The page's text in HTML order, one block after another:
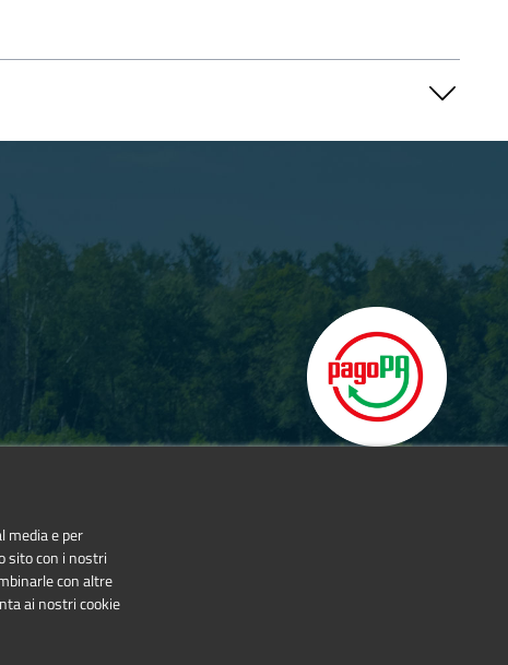
e Umberto Borsetti. A seguire la proiezione del
media e per
sito con i nostri
con altre
ai nostri cookie